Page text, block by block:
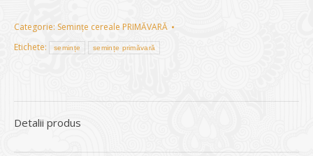
Categorie: Semințe cereale PRIMĂVARĂ
Etichete:
semințe semințe primăvară
Detalii produs